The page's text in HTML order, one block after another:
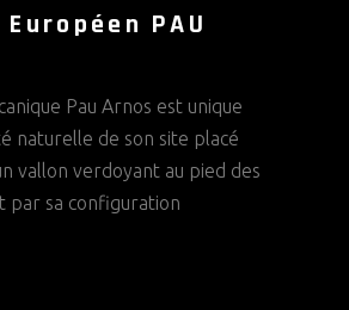
PAU
Pau Arnos est unique
naturelle de son site placé
vallon verdoyant au pied des
par sa configuration